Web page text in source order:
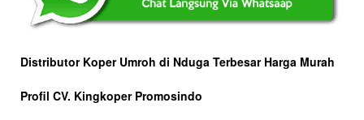
Distributor Koper Umroh di Nduga Terbesar Harga Murah
Profil CV. Kingkoper Promosindo